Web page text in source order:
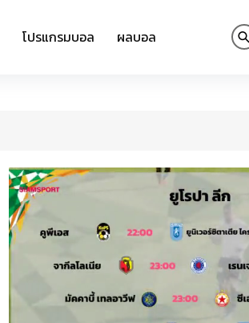
โปรแกรมบอล ผลบอล